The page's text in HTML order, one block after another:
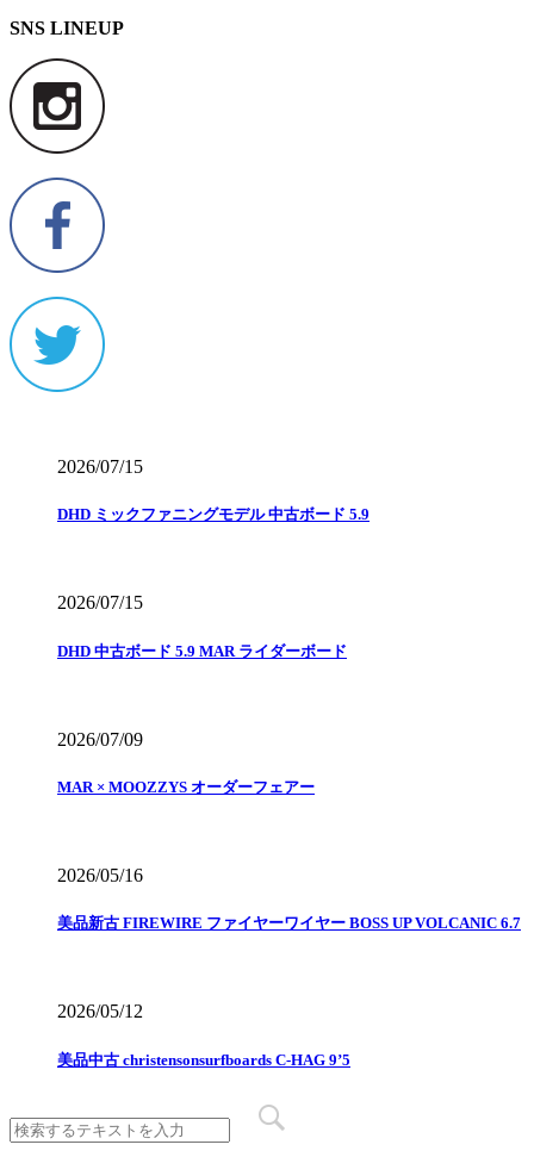
SNS LINEUP
2026/07/15
DHD ミックファニングモデル 中古ボード 5.9
2026/07/15
DHD 中古ボード 5.9 MAR ライダーボード
2026/07/09
MAR × MOOZZYS オーダーフェアー
2026/05/16
美品新古 FIREWIRE ファイヤーワイヤー BOSS UP VOLCANIC 6.7
2026/05/12
美品中古 christensonsurfboards C-HAG 9’5